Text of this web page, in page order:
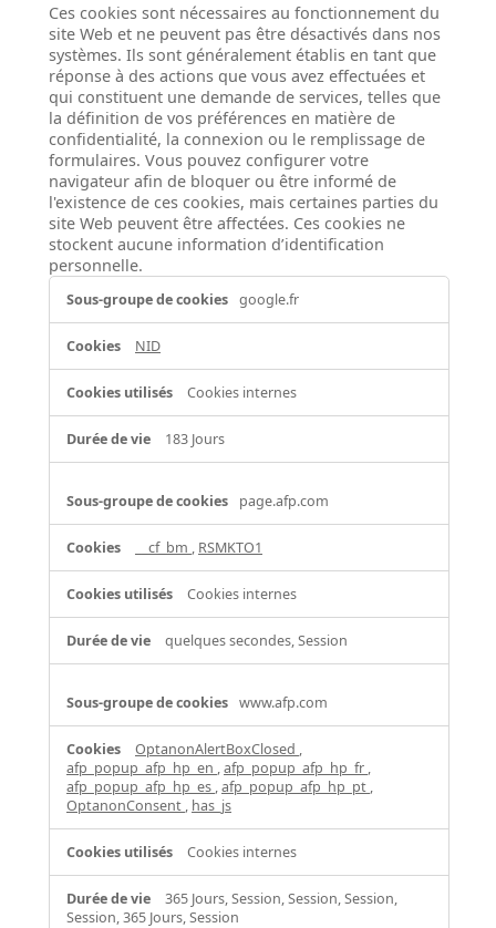
Ces cookies sont nécessaires au fonctionnement du
site Web et ne peuvent pas être désactivés dans nos
systèmes. Ils sont généralement établis en tant que
réponse à des actions que vous avez effectuées et
qui constituent une demande de services, telles que
la définition de vos préférences en matière de
confidentialité, la connexion ou le remplissage de
formulaires. Vous pouvez configurer votre
navigateur afin de bloquer ou être informé de
l'existence de ces cookies, mais certaines parties du
site Web peuvent être affectées. Ces cookies ne
stockent aucune information d’identification
personnelle.
Cookies
strictement
nécessaires
google.fr
NID
Cookies internes
183 Jours
page.afp.com
__cf_bm , RSMKTO1
Cookies internes
quelques secondes, Session
www.afp.com
OptanonAlertBoxClosed ,
afp_popup_afp_hp_en ,afp_popup_afp_hp_fr ,
afp_popup_afp_hp_es ,afp_popup_afp_hp_pt ,
OptanonConsent , has_js
Cookies internes
365 Jours, Session, Session, Session,
Session, 365 Jours, Session